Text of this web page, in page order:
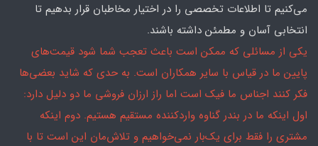
می‌کنیم تا اطلاعات تخصصی را در اختیار مخاطبان قرار بدهیم تا
انتخابی آسان و مطمئن داشته باشند.
یکی از مسائلی که ممکن است باعث تعجب شما شود قیمت‌های
پایین ما در قیاس با سایر همکاران است. به حدی که شاید بعضی‌ها
فکر کنند اجناس ما فیک است اما راز ارزان فروشی ما دو دلیل دارد:
اول اینکه ما در بندر گناوه واردکننده مستقیم هستیم. دوم اینکه
مشتری را فقط برای یک‌بار نمی‌خواهیم و تلاش‌مان این است تا با